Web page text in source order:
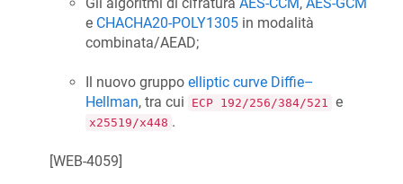
e CHACHA20-POLY1305 in modalità
combinata/AEAD;
Il nuovo gruppo elliptic curve Diffie–
Hellman, tra cui ECP 192/256/384/521 e
x25519/x448 .
[WEB-4059]